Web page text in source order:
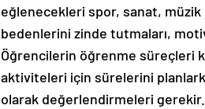
eğlenecekleri spor, sanat,
bedenlerini zinde tutmaları,
Öğrencilerin öğrenme süreçleri
aktiviteleri için sürelerini
olarak değerlendirmeleri gerekir.